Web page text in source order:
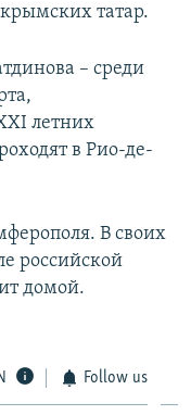
татар.
– среди
летних
в Рио-де-
В своих
российской
домой.
Follow us